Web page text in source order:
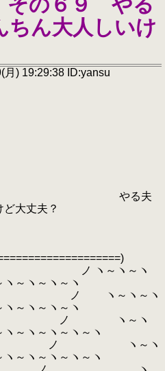
ちん大人しいけ
) 19:29:38 ID:yansu
夫
大丈夫？
ヽ～ヽ
～ヽ～ヽ～ヽ
ヽ～ヽ
～ヽ～ヽ～ヽ
～ヽ
～ヽ～ヽ～ヽ～ヽ
～ヽ
～ヽ～ヽ～ヽ～ヽ